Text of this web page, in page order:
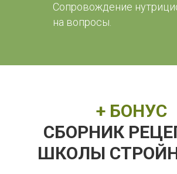
Сопровождение
на вопросы.
+ БОНУС
СБОРНИК
ШКОЛЫ